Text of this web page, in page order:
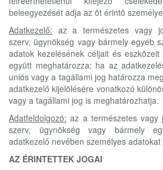
beleegyezését adja az õt érintõ
Adatkezelő: az a természetes vagy
szerv, ügynökség vagy bármely egyéb
adatok kezelésének céljait és
együtt meghatározza; ha az
uniós vagy a tagállami jog határozza
adatkezelő kijelölésére vonatkozó
vagy a tagállami jog is meghatározhatja.
Adatfeldolgozó: az a természetes vagy
szerv, ügynökség vagy bármely
adatkezelő nevében személyes adatokat
AZ ÉRINTETTEK JOGAI